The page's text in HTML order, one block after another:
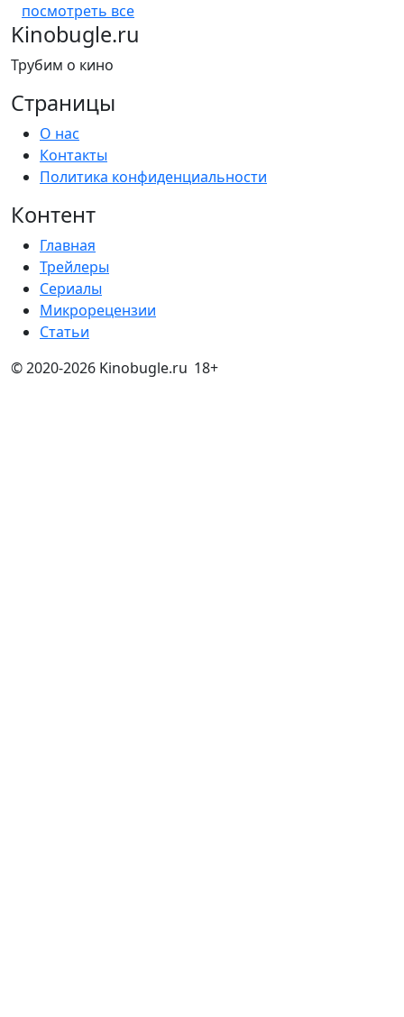
посмотреть все
Kinobugle.ru
Трубим о кино
Страницы
О нас
Контакты
Политика конфиденциальности
Контент
Главная
Трейлеры
Сериалы
Микрорецензии
Статьи
© 2020-2026 Kinobugle.ru 18+